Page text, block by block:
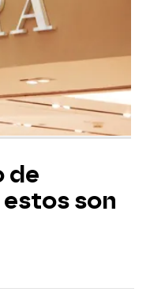
de
estos son